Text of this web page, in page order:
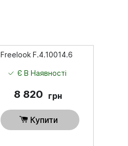
Freelook F.4.10014.6
Є В Наявності
8 820 грн
Купити